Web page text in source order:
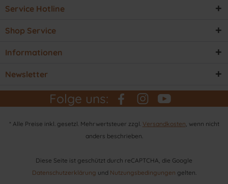
Service Hotline
Shop Service
Informationen
Newsletter
Folge uns:
* Alle Preise inkl. gesetzl. Mehrwertsteuer zzgl. Versandkosten , wenn nicht
anders beschrieben.
Diese Seite ist geschützt durch reCAPTCHA, die Google
Datenschutzerklärung und Nutzungsbedingungen gelten.